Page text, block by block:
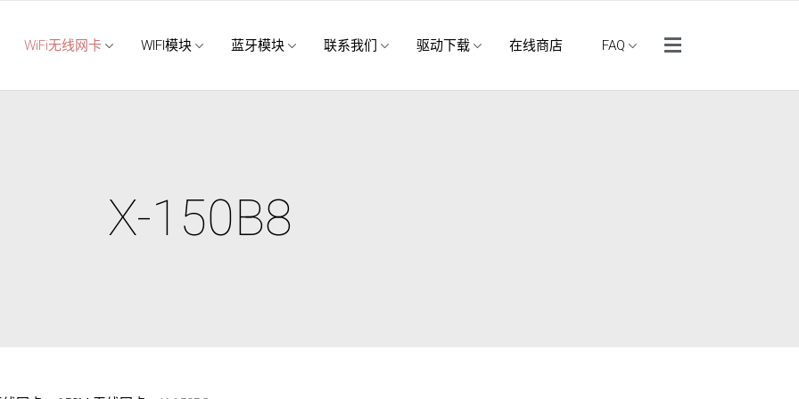
侧边菜单
WiFi无线网卡 WIFI模块 蓝牙模块 联系我们 驱动下载 在线商店 FAQ
X-150B8